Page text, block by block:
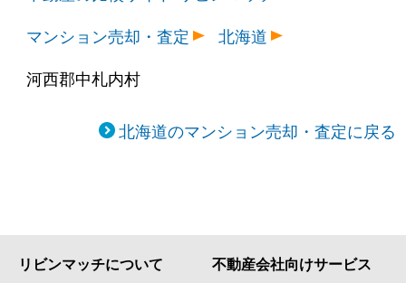
マンション売却・査定
北海道
河西郡中札内村
北海道のマンション売却・査定に戻る
リビンマッチについて 不動産会社向けサービス